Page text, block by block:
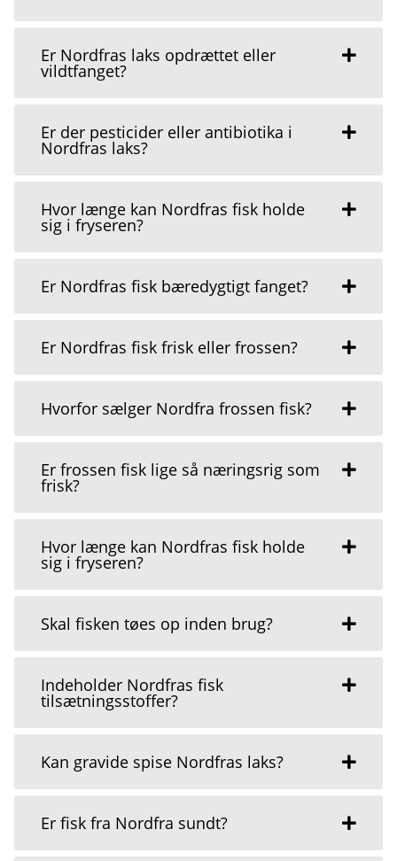
Er Nordfras laks opdrættet eller
vildtfanget?
Er der pesticider eller antibiotika i
Nordfras laks?
Hvor længe kan Nordfras fisk holde
sig i fryseren?
Er Nordfras fisk bæredygtigt fanget?
Er Nordfras fisk frisk eller frossen?
Hvorfor sælger Nordfra frossen fisk?
Er frossen fisk lige så næringsrig som
frisk?
Hvor længe kan Nordfras fisk holde
sig i fryseren?
Skal fisken tøes op inden brug?
Indeholder Nordfras fisk
tilsætningsstoffer?
Kan gravide spise Nordfras laks?
Er fisk fra Nordfra sundt?